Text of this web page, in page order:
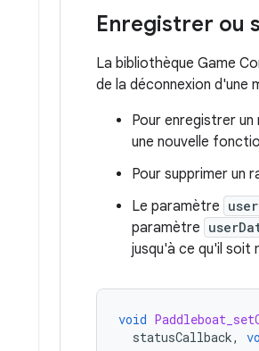
Enregistrer ou
La bibliothèque Game
de la déconnexion d'une
Pour enregistrer
une nouvelle
Pour supprimer un
Le paramètre
paramètre
jusqu'à ce qu'il soit
void
statusCallback,